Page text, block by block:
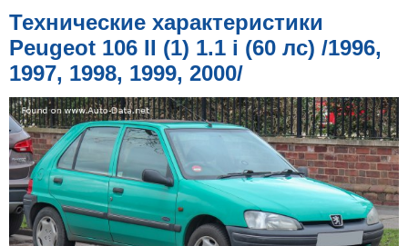
щ
е
и
Технические характеристики
Peugeot 106 II (1) 1.1 i (60 лс) /1996,
1997, 1998, 1999, 2000/